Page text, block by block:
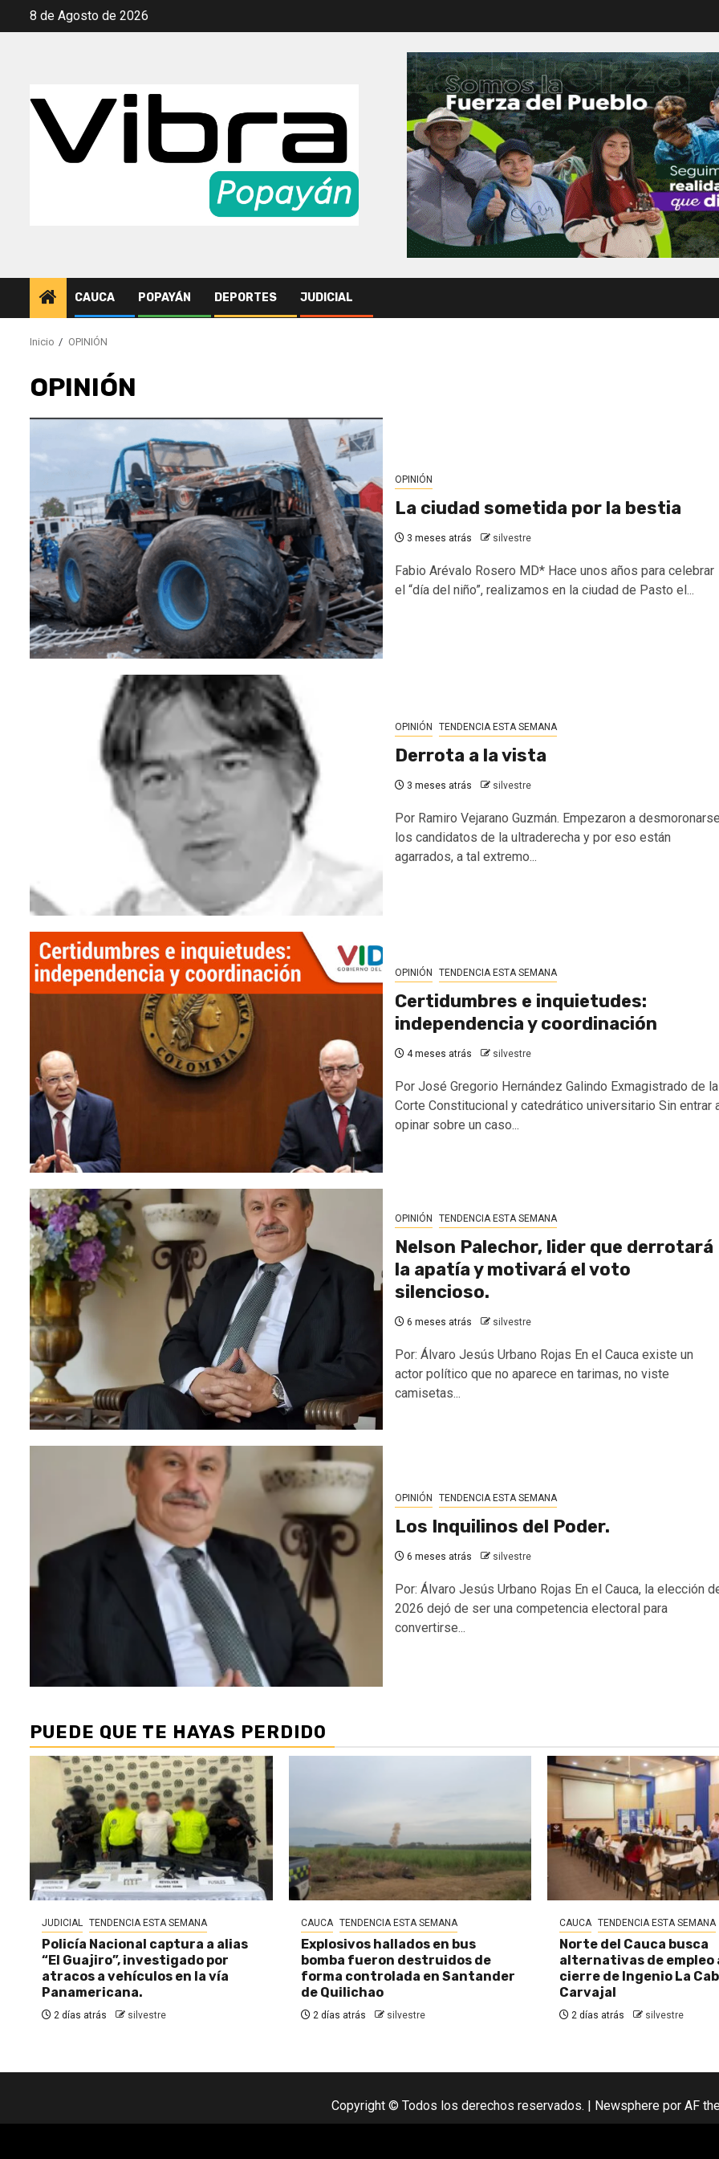
Saltar8 de Agosto de 2026
CAUCA POPAYÁN DEPORTES JUDICIAL
Inicio OPINIÓN
OPINIÓN
OPINIÓN
La ciudad sometida por la bestia
3 meses atrás silvestre
Fabio Arévalo Rosero MD* Hace unos años para celebrar
el “día del niño”, realizamos en la ciudad de Pasto el...
OPINIÓN TENDENCIA ESTA SEMANA
Derrota a la vista
3 meses atrás silvestre
Por Ramiro Vejarano Guzmán. Empezaron a
los candidatos de la ultraderecha y por eso están
agarrados, a tal extremo...
OPINIÓN TENDENCIA ESTA SEMANA
Certidumbres e inquietudes:
independencia y coordinación
4 meses atrás silvestre
Por José Gregorio Hernández Galindo Exmagistrado de la
Corte Constitucional y catedrático universitario Sin entrar
opinar sobre un caso...
OPINIÓN TENDENCIA ESTA SEMANA
Nelson Palechor, lider que derrotará
la apatía y motivará el voto
silencioso.
6 meses atrás silvestre
Por: Álvaro Jesús Urbano Rojas En el Cauca existe un
actor político que no aparece en tarimas, no viste
camisetas...
OPINIÓN TENDENCIA ESTA SEMANA
Los Inquilinos del Poder.
6 meses atrás silvestre
Por: Álvaro Jesús Urbano Rojas En el Cauca, la elección
2026 dejó de ser una competencia electoral para
convertirse...
PUEDE QUE TE HAYAS PERDIDO
JUDICIAL TENDENCIA ESTA SEMANA
Policía Nacional captura a alias
“El Guajiro”, investigado por
atracos a vehículos en la vía
Panamericana.
2 días atrás silvestre
CAUCA TENDENCIA ESTA SEMANA
Explosivos hallados en bus
bomba fueron destruidos de
forma controlada en Santander
de Quilichao
2 días atrás silvestre
CAUCA TENDENCIA ESTA SEMANA
Norte del Cauca busca
alternativas de empleo
cierre de Ingenio La
Carvajal
2 días atrás silvestre
Copyright © Todos los derechos reservados. | Newspherepor AF